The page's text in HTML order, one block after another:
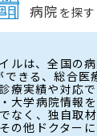
病院 を探す
ルは、全国の
きる、総合医
療実績や対応
大学病院情報
なく、独自取
の他ドクターに